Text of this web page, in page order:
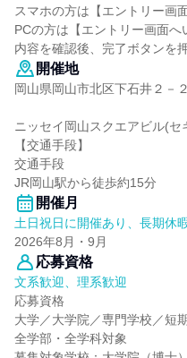
スマホの方は【エントリー画面
PCの方は【エントリー画面へ
内容を確認後、完了ボタンを
開催地
岡山県岡山市北区下石井２－
ニッセイ岡山スクエアビル(
【交通手段】
交通手段
JR岡山駅から徒歩約15分
開催月
土日祝日に開催あり、長期休
2026年8月・9月
応募資格
文系歓迎、理系歓迎
応募資格
大学／大学院／専門学校／短
全学部・全学科対象